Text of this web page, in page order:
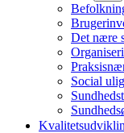
Det nære
Social